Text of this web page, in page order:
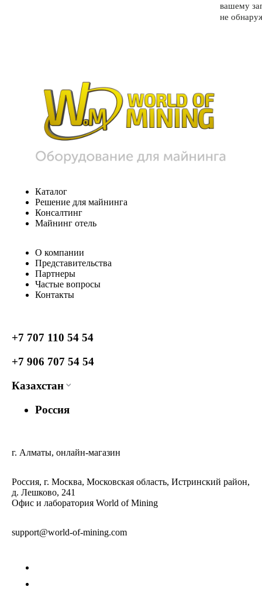
вашему
не
Каталог
Решение для майнинга
Консалтинг
Майнинг отель
О компании
Представительства
Партнеры
Частые вопросы
Контакты
+7 707 110 54 54
+7 906 707 54 54
Казахстан
Россия
г. Алматы, онлайн-магазин
Россия, г. Москва, Московская область, Истринский район,
д. Лешково, 241
Офис и лаборатория World of Mining
support@world-of-mining.com